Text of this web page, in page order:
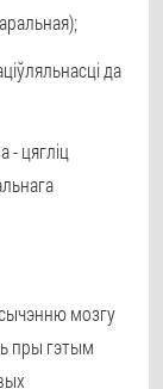
да
- цягліц
мозгу
пры гэтым